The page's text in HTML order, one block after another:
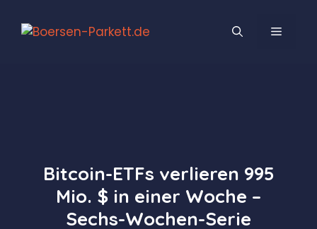
Inhalt
MENÜ
Bitcoin-ETFs verlieren 995
Mio. $ in einer Woche –
Sechs-Wochen-Serie